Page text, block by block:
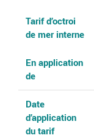
Tarif d’octroi
de mer interne
En application
de
Date
d’application
du tarif